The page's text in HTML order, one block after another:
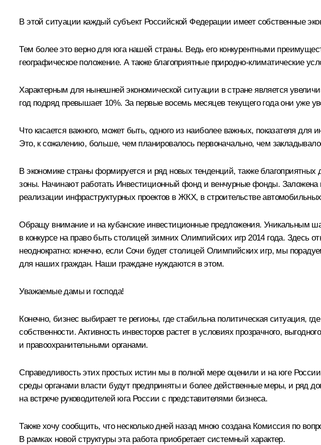
В этой ситуации каждый субъект Российской Федерации имеет собственные
Тем более это верно для юга нашей страны. Ведь его конкурентными
географическое положение. А также благоприятные природно-климатические
Характерным для нынешней экономической ситуации в стране является
год подряд превышает 10%. За первые восемь месяцев текущего года они уже
Что касается важного, может быть, одного из наиболее важных, показателя
Это, к сожалению, больше, чем планировалось первоначально, чем
В экономике страны формируется и ряд новых тенденций, также
зоны. Начинают работать Инвестиционный фонд и венчурные фонды. Заложена
реализации инфраструктурных проектов в ЖКХ, в строительстве
Обращу внимание и на кубанские инвестиционные предложения. Уникальным
в конкурсе на право быть столицей зимних Олимпийских игр 2014 года. Здесь
неоднократно: конечно, если Сочи будет столицей Олимпийских игр, мы
для наших граждан. Наши граждане нуждаются в этом.
Уважаемые дамы и господа!
Конечно, бизнес выбирает те регионы, где стабильна политическая ситуация,
собственности. Активность инвесторов растет в условиях прозрачного,
и правоохранительными органами.
Справедливость этих простых истин мы в полной мере оценили и на юге
среды органами власти будут предприняты и более действенные меры, и ряд
на встрече руководителей юга России с представителями бизнеса.
Также хочу сообщить, что несколько дней назад мною создана Комиссия по
В рамках новой структуры эта работа приобретает системный характер.